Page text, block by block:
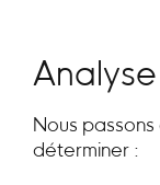
Analyse
Nous
déterminer :